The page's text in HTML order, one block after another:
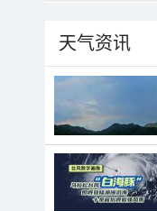
天气资讯